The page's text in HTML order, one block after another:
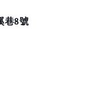
巷8號